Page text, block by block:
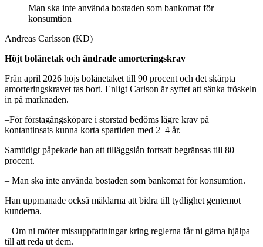
Man ska inte använda bostaden som bankomat för
konsumtion
Andreas Carlsson (KD)
Höjt bolånetak och ändrade amorteringskrav
Från april 2026 höjs bolånetaket till 90 procent och det skärpta
amorteringskravet tas bort. Enligt Carlson är syftet att sänka tröskeln
in på marknaden.
–För förstagångsköpare i storstad bedöms lägre krav på
kontantinsats kunna korta spartiden med 2–4 år.
Samtidigt påpekade han att tilläggslån fortsatt begränsas till 80
procent.
– Man ska inte använda bostaden som bankomat för konsumtion.
Han uppmanade också mäklarna att bidra till tydlighet gentemot
kunderna.
– Om ni möter missuppfattningar kring reglerna får ni gärna hjälpa
till att reda ut dem.